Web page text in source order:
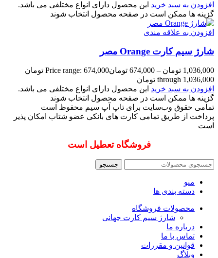
افزودن به سبد خرید این محصول دارای انواع مختلفی می باشد.
گزینه ها ممکن است در صفحه محصول انتخاب شوند
افزودن به علاقه مندی
شارژ سیم کارت Orange مصر
1,036,000 تومان –
674,000 تومان
Price range: 674,000 تومان
through 1,036,000 تومان
افزودن به سبد خرید این محصول دارای انواع مختلفی می باشد.
گزینه ها ممکن است در صفحه محصول انتخاب شوند
تمامی حقوق وب‌سایت برای تاپ آپ سیم محفوظ است
پرداخت از طریق تمامی کارت های بانکی عضو شتاب امکان پذیر
است
فروشگاه تعطیل است
جستجو
منو
دسته بندی ها
محصولات فروشگاه
شارژ سیم کارت جهانی
درباره ما
تماس با ما
قوانین و مقررات
وبلاگ